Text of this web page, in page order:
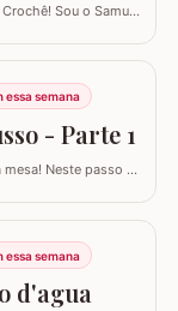
Sou o Samuel
de perfil baixo.
essa semana
- Parte 1
Neste passo a
bem detalhados
cor. Este…
essa semana
d'agua